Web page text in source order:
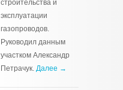
строительства и
эксплуатации
газопроводов.
Руководил данным
участком Александр
Петрачук. Далее →